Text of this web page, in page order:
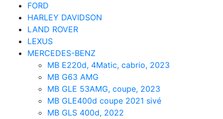
FORD
HARLEY DAVIDSON
LAND ROVER
LEXUS
MERCEDES-BENZ
MB E220d, 4Matic, cabrio, 2023
MB G63 AMG
MB GLE 53AMG, coupe, 2023
MB GLE400d coupe 2021 sivé
MB GLS 400d, 2022